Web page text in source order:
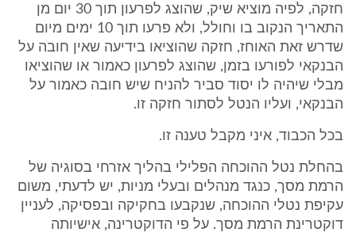
חזקה, לפיה מוציא שיק, שהוצג לפרעון תוך 30 יום מן
התאריך הנקוב בו וחולל, ולא פרעו תוך 10 ימים מיום
שדרש זאת האוחז, חזקה שהוציאו בידיעה שאין חובה על
הבנקאי לפורעו בזמן, שהוצג לפרעון כאמור או שהוציאו
מבלי שיהיה לו יסוד סביר להניח שיש חובה כאמור על
הבנקאי, ועליו הנטל לסתור חזקה זו.
בכל הכבוד, איני מקבל טענה זו.
בהחלת נטל ההוכחה הפלילי בהליך אזרחי בסוגיה של
הרמת מסך, כנגד מנהלים ובעלי מניות, יש לדעתי, משום
עקיפת נטלי ההוכחה, שנקבעו בחקיקה ובפסיקה, לעניין
דוקטרינת הרמת מסך. על פי הדוקטרינה, אישיותה